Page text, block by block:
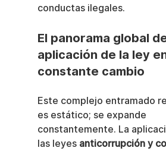
conductas ilegales.
El panorama global
aplicación de la ley
constante cambio
Este complejo entramado
es estático; se expande
constantemente. La
las leyes anticorrupción y